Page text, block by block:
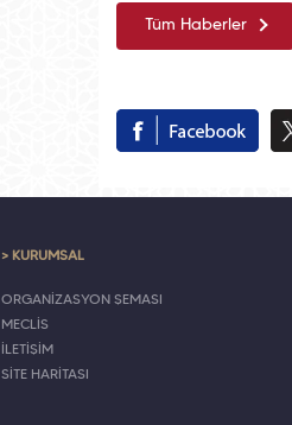
Tüm Haberler
> KURUMSAL
ORGANİZASYON ŞEMASI
MECLİS
İLETİŞİM
SİTE HARİTASI